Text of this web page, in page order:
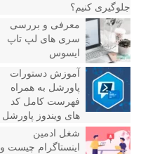
جلوگیری کنیم؟
معرفی و بررسی
سری های لپ تاپ
ایسوس
آموزش دستورات
پاورشل به همراه
فهرست کامل کد
های ویندوز پاورشل
شغل ادمین
اینستاگرام چیست و